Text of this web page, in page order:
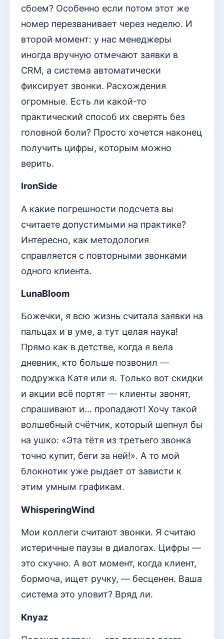
сбоем? Особенно если потом этот же
номер перезванивает через неделю. И
второй момент: у нас менеджеры
иногда вручную отмечают заявки в
CRM, а система автоматически
фиксирует звонки. Расхождения
огромные. Есть ли какой-то
практический способ их сверять без
головной боли? Просто хочется наконец
получить цифры, которым можно
верить.
IronSide
А какие погрешности подсчета вы
считаете допустимыми на практике?
Интересно, как методология
справляется с повторными звонками
одного клиента.
LunaBloom
Божечки, я всю жизнь считала заявки на
пальцах и в уме, а тут целая наука!
Прямо как в детстве, когда я вела
дневник, кто больше позвонил —
подружка Катя или я. Только вот скидки
и акции всё портят — клиенты звонят,
спрашивают и… пропадают! Хочу такой
волшебный счётчик, который шепнул бы
на ушко: «Эта тётя из третьего звонка
точно купит, беги за ней!». А то мой
блокнотик уже рыдает от зависти к
этим умным графикам.
WhisperingWind
Мои коллеги считают звонки. Я считаю
истеричные паузы в диалогах. Цифры —
это скучно. А вот момент, когда клиент,
бормоча, ищет ручку, — бесценен. Ваша
система это уловит? Вряд ли.
Knyaz